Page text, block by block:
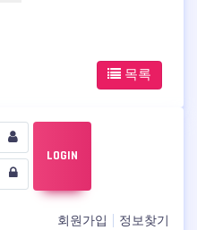
목록
LOGIN
회원가입 정보찾기